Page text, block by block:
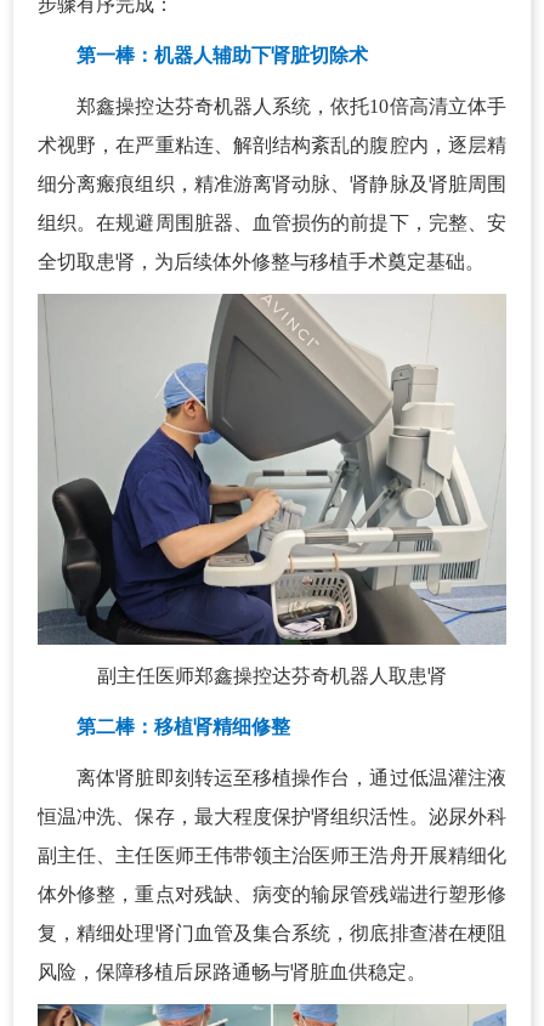
第一棒：机器人辅助下肾脏切除术
郑鑫操控达芬奇机器人系统，依托10倍高清立体手
术视野，在严重粘连、解剖结构紊乱的腹腔内，逐层精
细分离瘢痕组织，精准游离肾动脉、肾静脉及肾脏周围
组织。在规避周围脏器、血管损伤的前提下，完整、安
全切取患肾，为后续体外修整与移植手术奠定基础。
副主任医师郑鑫操控达芬奇机器人取患肾
第二棒：移植肾精细修整
离体肾脏即刻转运至移植操作台，通过低温灌注液
恒温冲洗、保存，最大程度保护肾组织活性。泌尿外科
副主任、主任医师王伟带领主治医师王浩舟开展精细化
体外修整，重点对残缺、病变的输尿管残端进行塑形修
复，精细处理肾门血管及集合系统，彻底排查潜在梗阻
风险，保障移植后尿路通畅与肾脏血供稳定。